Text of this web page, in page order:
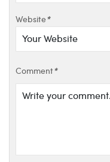
Website*
Comment*